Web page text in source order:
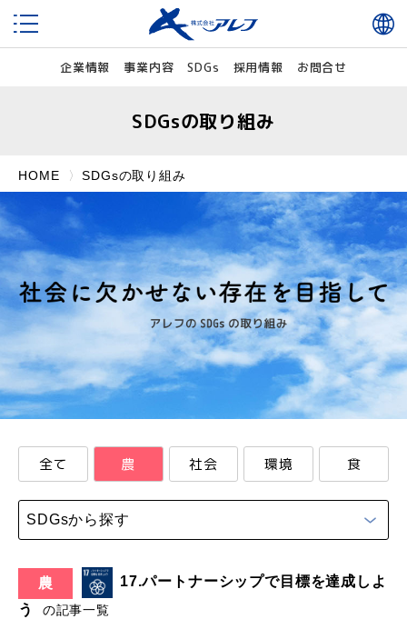
企業情報 事業内容 SDGs 採用情報 お問合せ
SDGsの取り組み
HOME SDGsの取り組み
全て 農 社会 環境 食
SDGsから探す
農
17.パートナーシップで目標を達成しよ
う
の記事一覧